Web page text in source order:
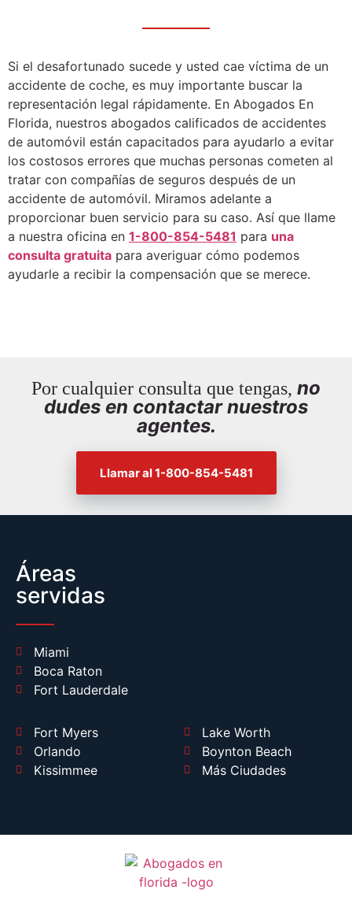
Si el desafortunado sucede y usted cae víctima de un
accidente de coche, es muy importante buscar la
representación legal rápidamente. En Abogados En
Florida, nuestros abogados calificados de accidentes
de automóvil están capacitados para ayudarlo a evitar
los costosos errores que muchas personas cometen al
tratar con compañías de seguros después de un
accidente de automóvil. Miramos adelante a
proporcionar buen servicio para su caso. Así que llame
a nuestra oficina en 1-800-854-5481 para una
consulta gratuita para averiguar cómo podemos
ayudarle a recibir la compensación que se merece.
Por cualquier consulta que tengas, no
dudes en contactar nuestros
agentes.
Llamar al 1-800-854-5481
Áreas
servidas
Miami
Boca Raton
Fort Lauderdale
Fort Myers
Orlando
Kissimmee
Lake Worth
Boynton Beach
Más Ciudades